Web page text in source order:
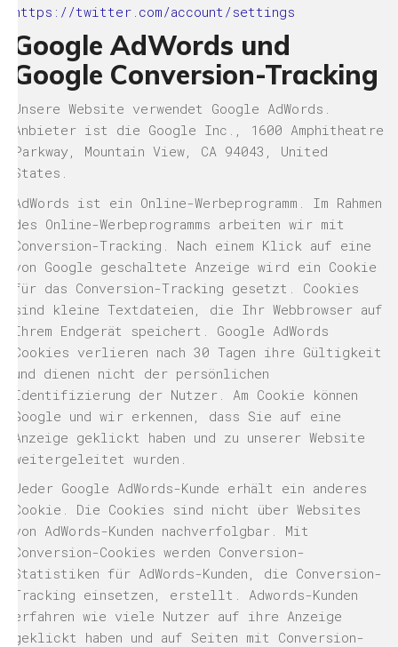
https://twitter.com/account/settings
Google AdWords und
Google Conversion-Tracking
Unsere Website verwendet Google AdWords.
Anbieter ist die Google Inc., 1600 Amphitheatre
Parkway, Mountain View, CA 94043, United
States.
AdWords ist ein Online-Werbeprogramm. Im Rahmen
des Online-Werbeprogramms arbeiten wir mit
Conversion-Tracking. Nach einem Klick auf eine
von Google geschaltete Anzeige wird ein Cookie
für das Conversion-Tracking gesetzt. Cookies
sind kleine Textdateien, die Ihr Webbrowser auf
Ihrem Endgerät speichert. Google AdWords
Cookies verlieren nach 30 Tagen ihre Gültigkeit
und dienen nicht der persönlichen
Identifizierung der Nutzer. Am Cookie können
Google und wir erkennen, dass Sie auf eine
Anzeige geklickt haben und zu unserer Website
weitergeleitet wurden.
Jeder Google AdWords-Kunde erhält ein anderes
Cookie. Die Cookies sind nicht über Websites
von AdWords-Kunden nachverfolgbar. Mit
Conversion-Cookies werden Conversion-
Statistiken für AdWords-Kunden, die Conversion-
Tracking einsetzen, erstellt. Adwords-Kunden
erfahren wie viele Nutzer auf ihre Anzeige
geklickt haben und auf Seiten mit Conversion-